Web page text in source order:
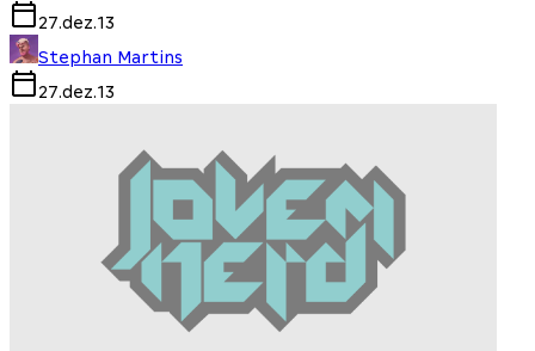
27.dez.13
Stephan Martins
27.dez.13